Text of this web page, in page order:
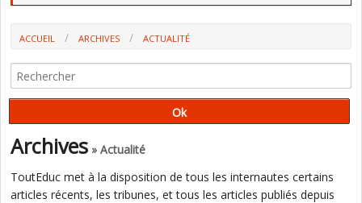
ACCUEIL ARCHIVES
ACTUALITÉ
EXPÉRIMENTÉS AIENT LES CLASSES LES PLUS DIFFICILES ?
Archives » Actualité
ToutEduc met à la disposition de tous les internautes certains
articles récents, les tribunes, et tous les articles publiés depuis